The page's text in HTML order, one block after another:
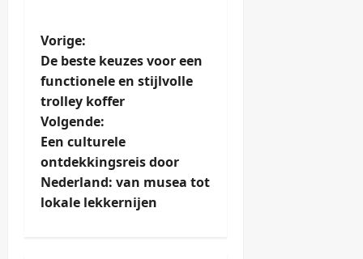
B
e
r
i
c
h
Vorige:
De beste keuzes voor een
functionele en stijlvolle
trolley koffer
Volgende:
Een culturele
ontdekkingsreis door
Nederland: van musea tot
lokale lekkernijen